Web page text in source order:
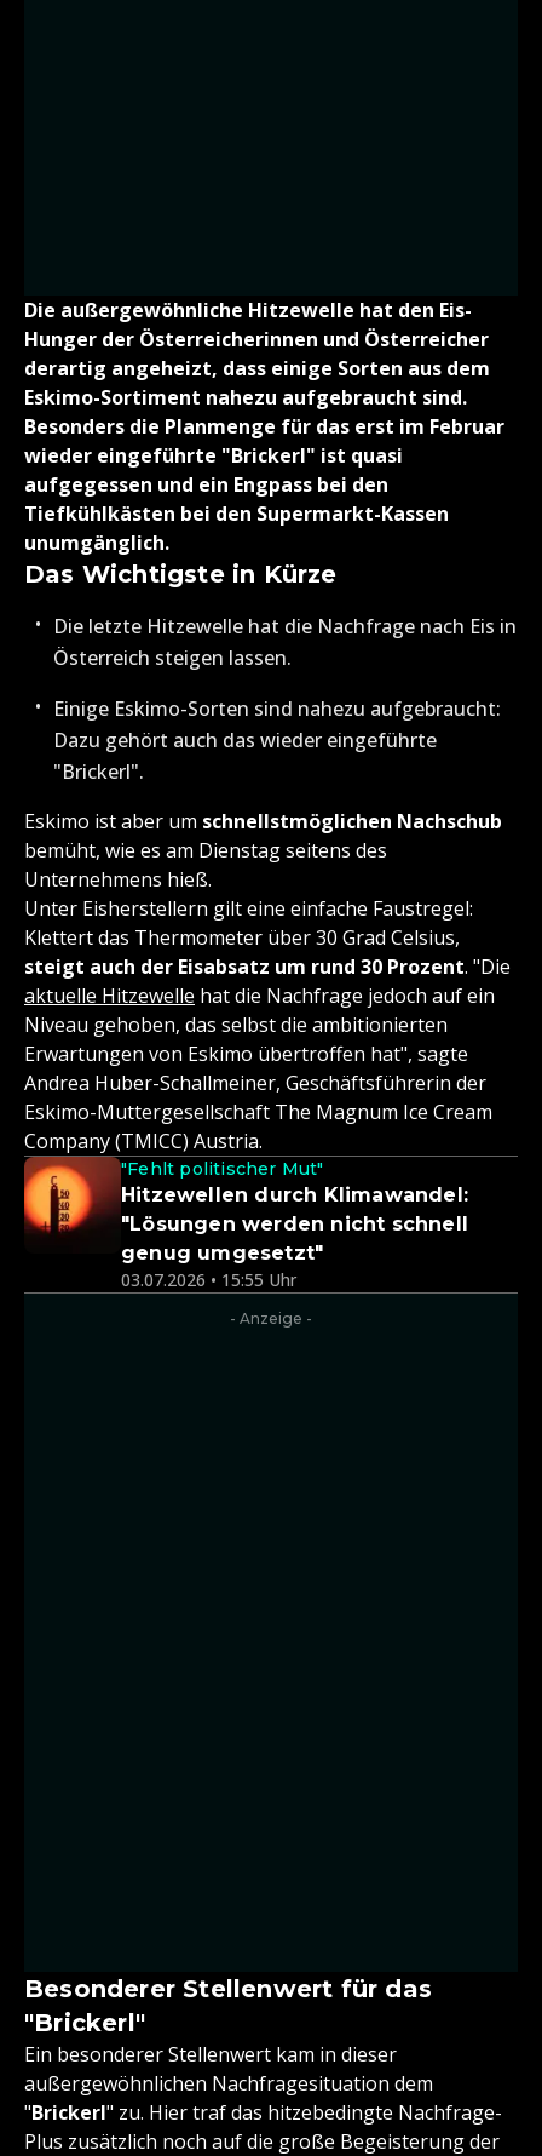
Die außergewöhnliche Hitzewelle hat den Eis-
Hunger der Österreicherinnen und Österreicher
derartig angeheizt, dass einige Sorten aus dem
Eskimo-Sortiment nahezu aufgebraucht sind.
Besonders die Planmenge für das erst im Februar
wieder eingeführte "Brickerl" ist quasi
aufgegessen und ein Engpass bei den
Tiefkühlkästen bei den Supermarkt-Kassen
unumgänglich.
Das Wichtigste in Kürze
Die letzte Hitzewelle hat die Nachfrage nach Eis in
Österreich steigen lassen.
Einige Eskimo-Sorten sind nahezu aufgebraucht:
Dazu gehört auch das wieder eingeführte
"Brickerl".
Eskimo ist aber um schnellstmöglichen Nachschub
bemüht, wie es am Dienstag seitens des
Unternehmens hieß.
Unter Eisherstellern gilt eine einfache Faustregel:
Klettert das Thermometer über 30 Grad Celsius,
steigt auch der Eisabsatz um rund 30 Prozent. "Die
aktuelle Hitzewelle hat die Nachfrage jedoch auf ein
Niveau gehoben, das selbst die ambitionierten
Erwartungen von Eskimo übertroffen hat", sagte
Andrea Huber-Schallmeiner, Geschäftsführerin der
Eskimo-Muttergesellschaft The Magnum Ice Cream
Company (TMICC) Austria.
"Fehlt politischer Mut"
Hitzewellen durch Klimawandel:
"Lösungen werden nicht schnell
genug umgesetzt"
03.07.2026 • 15:55 Uhr
- Anzeige -
Besonderer Stellenwert für das
"Brickerl"
Ein besonderer Stellenwert kam in dieser
außergewöhnlichen Nachfragesituation dem
"Brickerl" zu. Hier traf das hitzebedingte Nachfrage-
Plus zusätzlich noch auf die große Begeisterung der